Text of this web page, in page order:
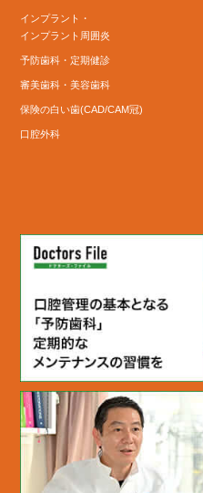
インプラント・
インプラント周囲炎
予防歯科・定期健診
審美歯科・美容歯科
保険の白い歯(CAD/CAM冠)
口腔外科